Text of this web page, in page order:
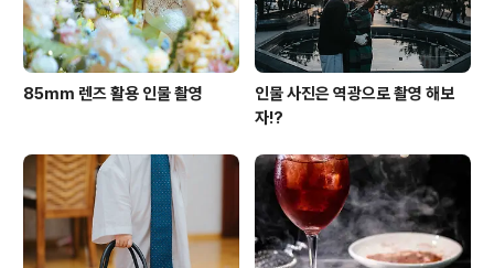
85mm 렌즈 활용 인물 촬영
인물 사진은 역광으로 촬영 해보
자!?